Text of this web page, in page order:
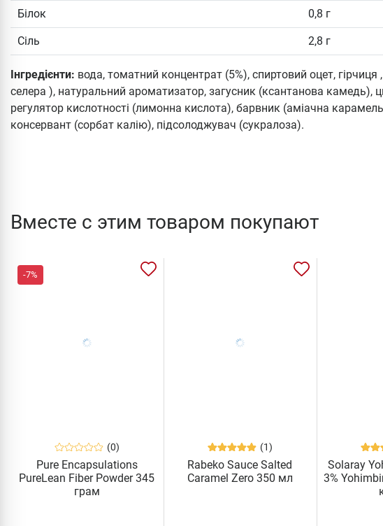
Білок 0,8 г
Сіль 2,8 г
Інгредієнти: вода, томатний концентрат (5%), спиртовий оцет,
селера ), натуральний ароматизатор, загусник (ксантанова камедь),
регулятор кислотності (лимонна кислота), барвник (аміачна
консервант (сорбат калію), підсолоджувач (сукралоза).
Вместе с этим товаром покупают
-7%
(0)
Pure Encapsulations
PureLean Fiber Powder 345
грам
(1)
Rabeko Sauce Salted
Caramel Zero 350 мл
Solaray
3%